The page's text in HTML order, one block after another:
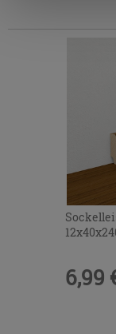
nach der
6,99